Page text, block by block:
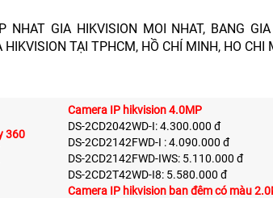
GIA HIKVISION MOI NHAT, BANG GIA
TẠI TPHCM, HỒ CHÍ MINH, HO CHI
360
Camera IP hikvision 4.0MP
DS-2CD2042WD-I: 4.300.000 đ
DS-2CD2142FWD-I : 4.090.000 đ
DS-2CD2142FWD-IWS: 5.110.000 đ
DS-2CD2T42WD-I8: 5.580.000 đ
Camera IP hikvision ban đêm có màu